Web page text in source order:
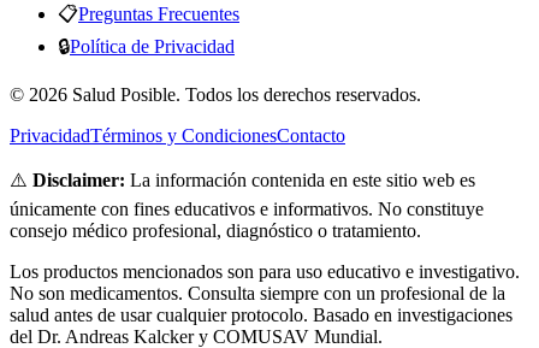
📋Preguntas Frecuentes
🔒Política de Privacidad
© 2026 Salud Posible. Todos los derechos reservados.
PrivacidadTérminos y CondicionesContacto
⚠️ Disclaimer: La información contenida en este sitio web es
únicamente con fines educativos e informativos. No constituye
consejo médico profesional, diagnóstico o tratamiento.
Los productos mencionados son para uso educativo e investigativo.
No son medicamentos. Consulta siempre con un profesional de la
salud antes de usar cualquier protocolo. Basado en investigaciones
del Dr. Andreas Kalcker y COMUSAV Mundial.